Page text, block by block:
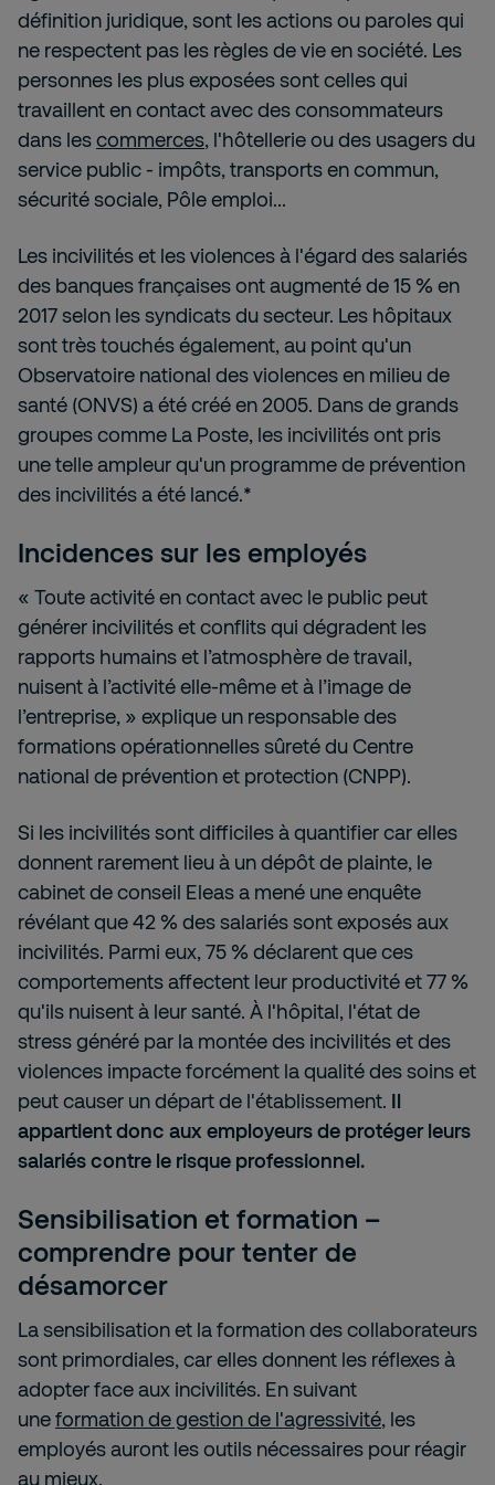
définition juridique, sont les actions ou paroles qui
ne respectent pas les règles de vie en société. Les
personnes les plus exposées sont celles qui
travaillent en contact avec des consommateurs
dans lescommerces, l'hôtellerie ou des usagers du
service public - impôts, transports en commun,
sécurité sociale, Pôle emploi...
Les incivilités et les violences à l'égard des salariés
des banques françaises ont augmenté de 15 % en
2017 selon les syndicats du secteur. Les hôpitaux
sont très touchés également, au point qu'un
Observatoire national des violences en milieu de
santé (ONVS) a été créé en 2005. Dans de grands
groupes comme La Poste, les incivilités ont pris
une telle ampleur qu'un programme de prévention
des incivilités a été lancé.*
Incidences sur les employés
« Toute activité en contact avec le public peut
générer incivilités et conflits qui dégradent les
rapports humains et l’atmosphère de travail,
nuisent à l’activité elle-même et à l’image de
l’entreprise, » explique un responsable des
formations opérationnelles sûreté du Centre
national de prévention et protection (CNPP).
Si les incivilités sont difficiles à quantifier car elles
donnent rarement lieu à un dépôt de plainte, le
cabinet de conseil Eleas a mené une enquête
révélant que 42 % des salariés sont exposés aux
incivilités. Parmi eux, 75 % déclarent que ces
comportements affectent leur productivité et 77 %
qu'ils nuisent à leur santé. À l'hôpital, l'état de
stress généré par la montée des incivilités et des
violences impacte forcément la qualité des soins et
peut causer un départ de l'établissement. Il
appartient donc aux employeurs de protéger leurs
salariés contre le risque professionnel.
Sensibilisation et formation –
comprendre pour tenter de
désamorcer
La sensibilisation et la formation des collaborateurs
sont primordiales, car elles donnent les réflexes à
adopter face aux incivilités. En suivant
uneformation de gestion de l'agressivité, les
employés auront les outils nécessaires pour réagir
au mieux.